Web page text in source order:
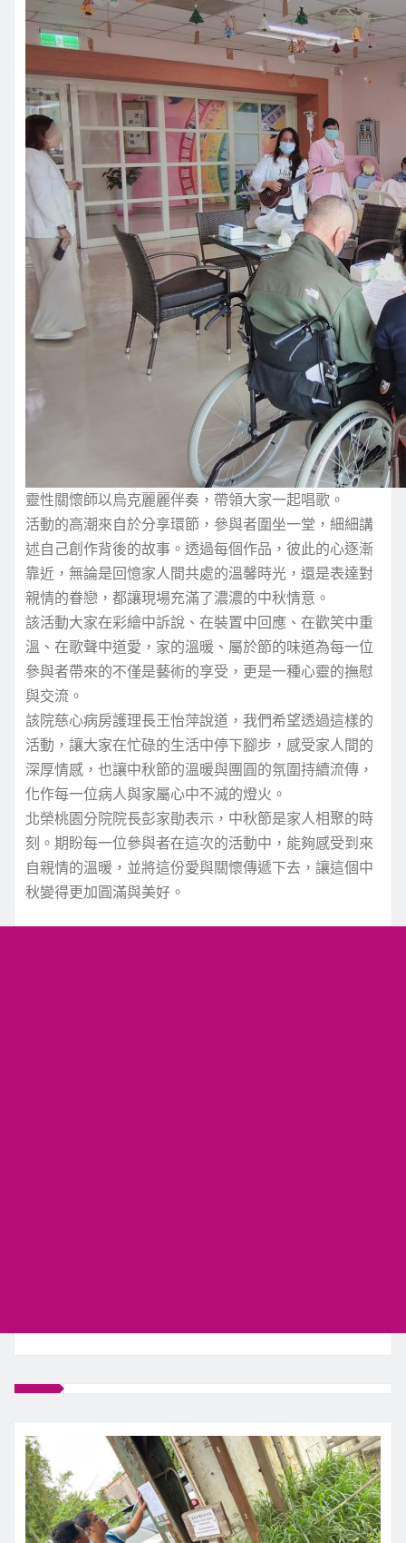
靈性關懷師以烏克麗麗伴奏，帶領大家一起唱歌。
活動的高潮來自於分享環節，參與者圍坐一堂，細細講
述自己創作背後的故事。透過每個作品，彼此的心逐漸
靠近，無論是回憶家人間共處的溫馨時光，還是表達對
親情的眷戀，都讓現場充滿了濃濃的中秋情意。
該活動大家在彩繪中訴說、在裝置中回應、在歡笑中重
溫、在歌聲中道愛，家的溫暖、屬於節的味道為每一位
參與者帶來的不僅是藝術的享受，更是一種心靈的撫慰
與交流。
該院慈心病房護理長王怡萍說道，我們希望透過這樣的
活動，讓大家在忙碌的生活中停下腳步，感受家人間的
深厚情感，也讓中秋節的溫暖與團圓的氛圍持續流傳，
化作每一位病人與家屬心中不滅的燈火。
北榮桃園分院院長彭家勛表示，中秋節是家人相聚的時
刻。期盼每一位參與者在這次的活動中，能夠感受到來
自親情的溫暖，並將這份愛與關懷傳遞下去，讓這個中
秋變得更加圓滿與美好。